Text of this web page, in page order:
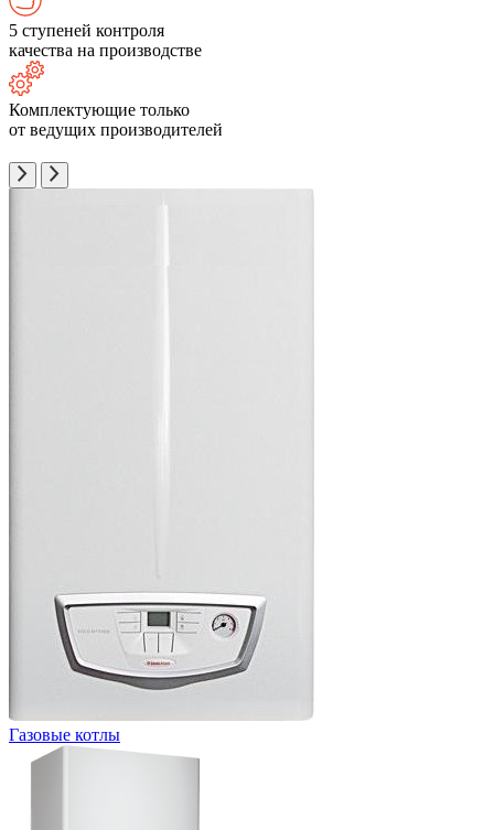
5 ступеней контроля
качества на производстве
Комплектующие только
от ведущих производителей
Газовые котлы